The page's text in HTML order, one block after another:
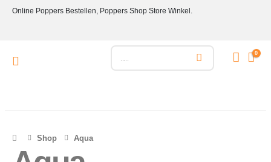
Online Poppers Bestellen, Poppers Shop Store Winkel.
0
Shop Aqua